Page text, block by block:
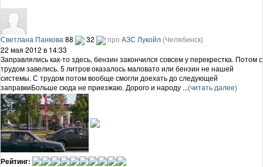
Светлана Панкова 88 32 про АЗС Лукойл (Челябинск)
22 мая 2012 в 14:33
Заправлялись как-то здесь, бензин закончился совсем у перекрестка. Потом с
трудом завелись. 5 литров оказалось маловато или бензин не нашей
системы. С трудом потом вообще смогли доехать до следующей
заправкиБольше сюда не приезжаю. Дорого и народу ...(читать далее)
Рейтинг: